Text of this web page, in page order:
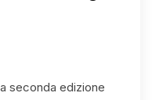
seconda edizione